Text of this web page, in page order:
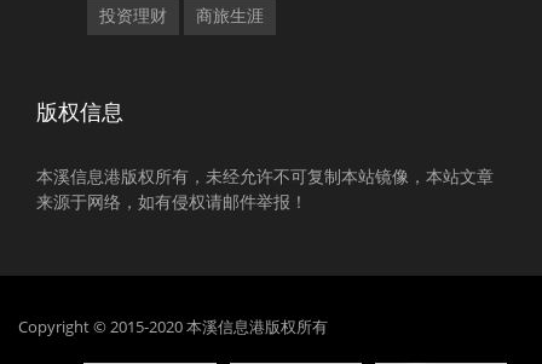
投资理财 商旅生涯
版权信息
本溪信息港版权所有，未经允许不可复制本站镜像，本站文章
来源于网络，如有侵权请邮件举报！
Copyright © 2015-2020 本溪信息港版权所有